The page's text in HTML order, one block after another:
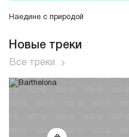
Наедине с природой
Новые треки
Все треки